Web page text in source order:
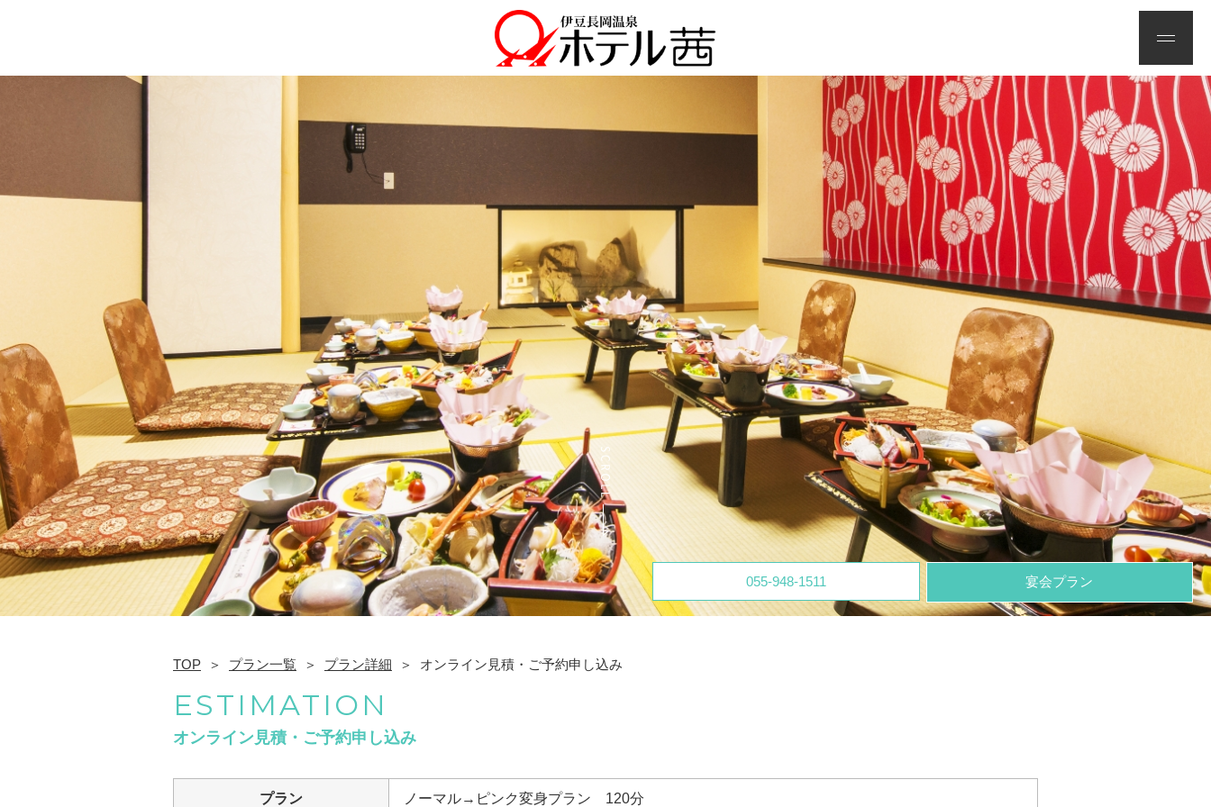
055-948-1511 宴会プラン
TOP プラン一覧 プラン詳細 オンライン見積・ご予約申し込み
ESTIMATION
オンライン見積・ご予約申し込み
プラン ノーマル→ピンク変身プラン 120分